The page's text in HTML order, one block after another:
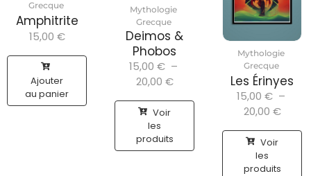
Grecque
Amphitrite
15,00 €
Ajouter
au panier
Mythologie
Grecque
Deimos &
Phobos
15,00 € –
20,00 €
Voir
les
produits
Mythologie
Grecque
Les Érinyes
15,00 € –
20,00 €
Voir
les
produits